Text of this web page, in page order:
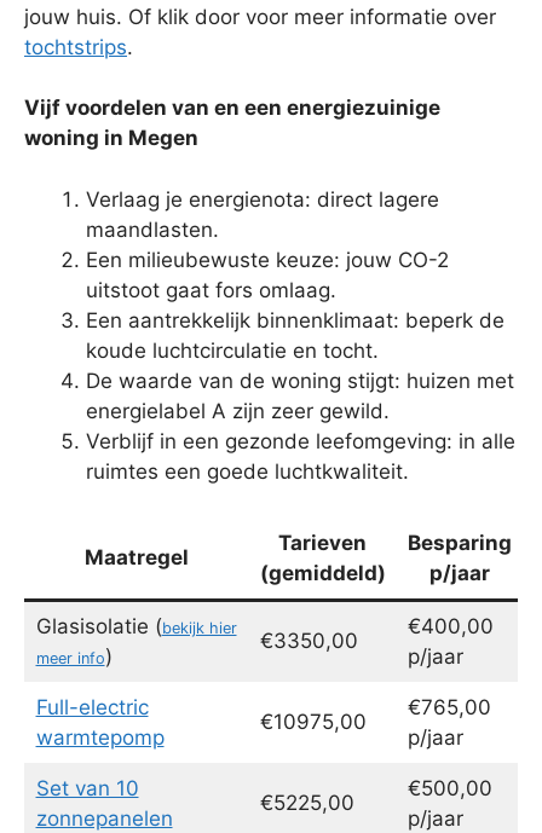
jouw huis. Of klik door voor meer informatie over
tochtstrips.
Vijf voordelen van en een energiezuinige
woning in Megen
Verlaag je energienota: direct lagere
maandlasten.
Een milieubewuste keuze: jouw CO-2
uitstoot gaat fors omlaag.
Een aantrekkelijk binnenklimaat: beperk de
koude luchtcirculatie en tocht.
De waarde van de woning stijgt: huizen met
energielabel A zijn zeer gewild.
Verblijf in een gezonde leefomgeving: in alle
ruimtes een goede luchtkwaliteit.
Maatregel
Tarieven
(gemiddeld)
Besparing
p/jaar
Glasisolatie (bekijk hier
meer info)
€3350,00
€400,00
p/jaar
Full-electric
warmtepomp
€10975,00
€765,00
p/jaar
Set van 10
zonnepanelen
€5225,00
€500,00
p/jaar